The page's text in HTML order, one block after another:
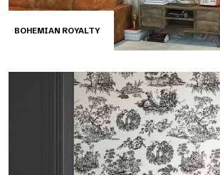
BOHEMIAN ROYALTY